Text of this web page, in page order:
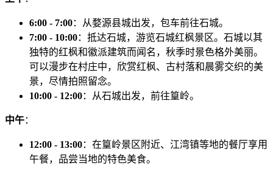
6:00 - 7:00：从婺源县城出发，包车前往石城。
7:00 - 10:00：抵达石城，游览石城红枫景区。石城以其
独特的红枫和徽派建筑而闻名，秋季时景色格外美丽。
可以漫步在村庄中，欣赏红枫、古村落和晨雾交织的美
景，尽情拍照留念。
10:00 - 12:00：从石城出发，前往篁岭。
中午：
12:00 - 13:00：在篁岭景区附近、江湾镇等地的餐厅享用
午餐，品尝当地的特色美食。